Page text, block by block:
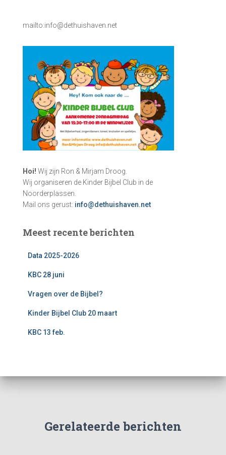
mailto:info@dethuishaven.net
Hoi! Wij zijn Ron & Mirjam Droog.
Wij organiseren de Kinder Bijbel Club in de
Noorderplassen.
Mail ons gerust: info@dethuishaven.net
Meest recente berichten
Data 2025-2026
KBC 28 juni
Vragen over de Bijbel?
Kinder Bijbel Club 20 maart
KBC 13 feb.
Gerelateerde berichten